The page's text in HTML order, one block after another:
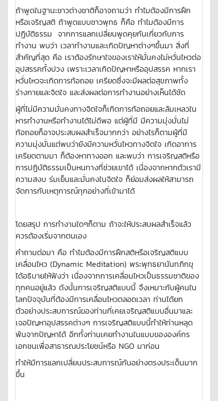
ถ้าพูดในฐานะชาวต่างชาติก็อาจถามว่า ทำไมต้องมีการฝึก
หรือเจริญสติ ถ้าพูดแบบชาวพุทธ ก็คือ ทำไมต้องมีการ
ปฏิบัติธรรม จากการแลกเปลี่ยนพูดคุยกันเกี่ยวกับการ
ทำงาน พบว่า เวลาทำงานและเกิดปัญหาต่างๆขึ้นมา สิ่งที่
สำคัญที่สุด คือ เราต้องรักษาใจของเราให้มั่นคงไม่หวั่นไหวต่อ
อุปสรรคทั้งปวง เพราะเวลาเกิดปัญหาหรืออุปสรรค หากเรา
หวั่นไหวจะเกิดการท้อถอย เครียดซึ่งจะมีผลต่อสุขภาพทั้ง
ร่างกายและจิตใจ และส่งผลต่อการทำงานอย่างเห็นได้ชัด
ผู้ที่ไม่มีความมั่นคงทางจิตใจก็เกิดการท้อถอยและล้มเหลวใน
หารทำงานหรือทำงานได้ไม่ดีพอ แต่ผู้ที่มี มีความมุ่งมั่นไม่
ท้อถอยก็อาจประสบผลสำเร็จมากกว่า อย่างไรก็ตามผู้ที่มี
ความมุ่งมั่นแต่พบว่ายังมีความหวั่นไหวทางจิตใจ เกิดอาการ
เครียดตามมา ก็ต้องหาทางออก และพบว่า การเจริญสติหรือ
การปฏิบัติธรรมเป็นหนทางที่ช่วยเขาได้ เนื่องจากหากตัวเรามี
ความสงบ ร่มเย็นและมั่นคงในจิตใจ ก็ย่อมส่งผลให้สามารถ
จัดการกับเหตุการณ์ทุกอย่างที่เข้ามาได้
โดยสรุป การทำงานใดๆก็ตาม ถ้าจะให้ประสบผลสำเร็จแล้ว
ควรต้องเริ่มจากตนเอง
คำถามต่อมา คือ ทำไมต้องมีการฝึกสติหรือเจริญสติแบบ
เคลื่อนไหว (Dynamic Meditation) พระพุทธยานันทภิกขุ
ได้อธิบายให้ฟังว่า เนื่องจากการเคลื่อนไหวเป็นธรรมชาติของ
ทุกคนอยู่แล้ว ดังนั้นการเจริญสติแบบนี้ จึงเหมาะกับผู้คนใน
โลกปัจจุบันที่ต้องมีการเคลื่อนไหวตลอดเวลา ท่านได้ยก
ตัวอย่างประสบการณ์ของท่านที่เคยเจริญสติแบบอื่นมาและ
เจอปัญหาอุปสรรคต่างๆ การเจริญสติแบบนี้ทำให้ท่านหลุด
พ้นจากปัญหาได้ อีกทั้งท่านเคยทำงานในแบบขององค์กร
เอกชนเพื่อสาธารณประโยชน์หรือ NGO มาก่อน
ทำให้มีการแลกเปลี่ยนประสบการณ์กันอย่างตรงประเด็นมาก
ขึ้น